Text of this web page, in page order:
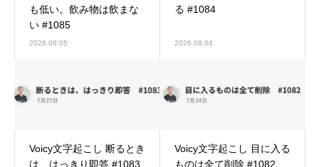
も低い。飲み物は飲まな
い #1085
2026.08.05
る #1084
2026.08.04
Voicy文字起こし 断るとき
は、はっきり即答 #1083
Voicy文字起こし 目に入る
ものは全て削除 #1082